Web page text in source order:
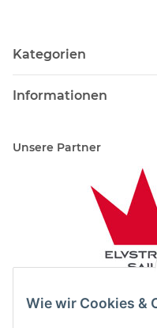
Wie wir Cookies &
Kategorien
Informationen
Unsere Partner